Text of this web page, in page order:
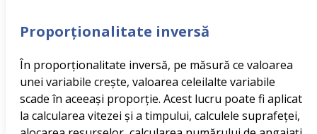
Proporționalitate inversă
În proporționalitate inversă, pe măsură ce valoarea
unei variabile crește, valoarea celeilalte variabile
scade în aceeași proporție. Acest lucru poate fi aplicat
la calcularea vitezei și a timpului, calculele suprafeței,